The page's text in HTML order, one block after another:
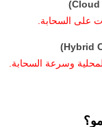
على السحابة.
وسرعة السحابة.